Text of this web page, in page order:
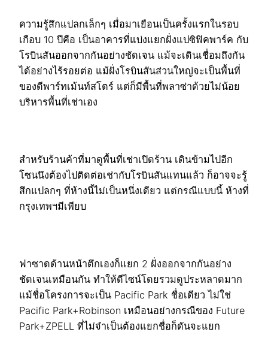
ความรู้สึกแปลกเล็กๆ เมื่อมาเยือนเป็นครั้งแรกในรอบ
เกือบ 10 ปีคือ เป็นอาคารที่แบ่งแยกฝั่งแปซิฟิคพาร์ค กับ
โรบินสันออกจากกันอย่างชัดเจน แม้จะเดินเชื่อมถึงกัน
ได้อย่างไร้รอยต่อ แม้ฝั่งโรบินสันส่วนใหญ่จะเป็นพื้นที่
ของดีพาร์ทเม้นท์สโตร์ แต่ก็มีพื้นที่พลาซ่าด้วยไม่น้อย
บริหารพื้นที่เช่าเอง
สำหรับร้านค้าที่มาดูพื้นที่เช่าเปิดร้าน เดินข้ามไปอีก
โซนนึงต้องไปติดต่อเช่ากับโรบินสันแทนแล้ว ก็อาจจะรู้
สึกแปลกๆ ที่ห้างนี้ไม่เป็นหนึ่งเดียว แต่กรณีแบบนี้ ห้างที่
กรุงเทพฯมีเพียบ
ฟาซาดด้านหน้าตึกเองก็แยก 2 ฝั่งออกจากกันอย่าง
ชัดเจนเหมือนกัน ทำให้ดีไซน์โดยรวมดูประหลาดมาก
แม้ชื่อโครงการจะเป็น Pacific Park ชื่อเดียว ไม่ใช่
Pacific Park+Robinson เหมือนอย่างกรณีของ Future
Park+ZPELL ที่ไม่จำเป็นต้องแยกชื่อก็ดันจะแยก